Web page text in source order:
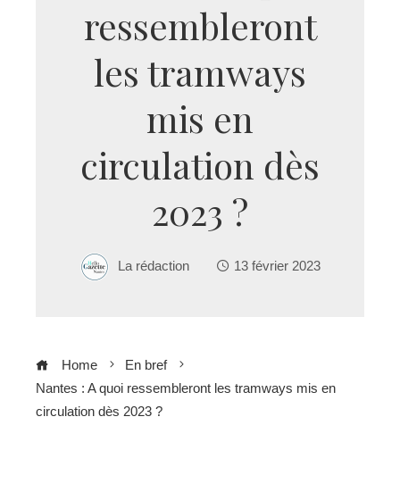
ressembleront
les tramways
mis en
circulation dès
2023 ?
La rédaction 13 février 2023
Home
En bref
Nantes : A quoi ressembleront les tramways mis en
circulation dès 2023 ?